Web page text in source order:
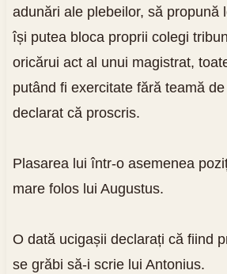
adunări ale plebeilor, să propună
își putea bloca proprii colegi
oricărui act al unui magistrat,
putând fi exercitate fără teamă
declarat că proscris.
Plasarea lui într-o asemenea
mare folos lui Augustus.
O dată ucigașii declarați că fiind
se grăbi să-i scrie lui Antonius.